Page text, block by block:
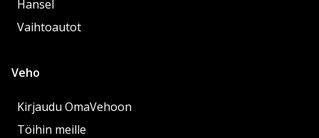
Hansel
Vaihtoautot
Veho
Kirjaudu OmaVehoon
Töihin meille